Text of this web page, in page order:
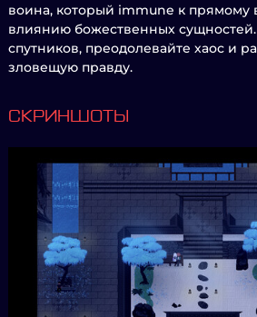
воина, который immune к прямому
влиянию божественных
спутников, преодолевайте хаос и
зловещую правду.
СКРИНШОТЫ